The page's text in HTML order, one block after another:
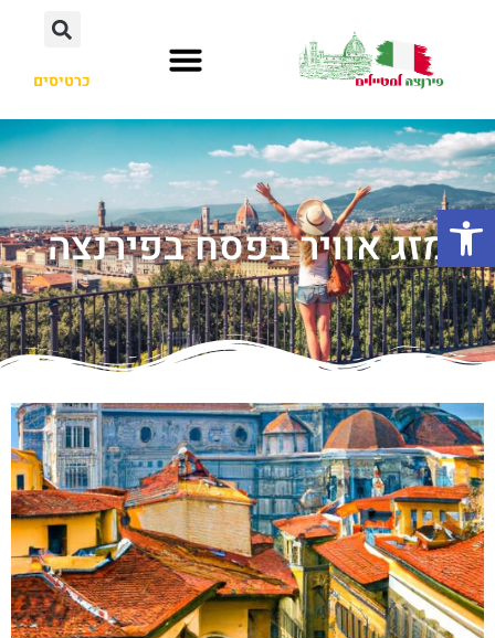
כרטיסים
מזג אוויר בפסח בפירנצהפתח סרגל נגישות